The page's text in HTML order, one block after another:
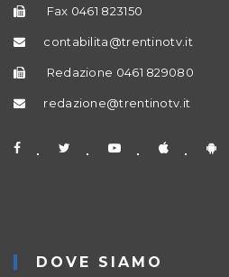
Fax 0461 823150
contabilita@trentinotv.it
Redazione 0461 829080
redazione@trentinotv.it
DOVE SIAMO